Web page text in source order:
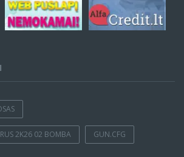
2K26 02 BOMBA GUN.CFG